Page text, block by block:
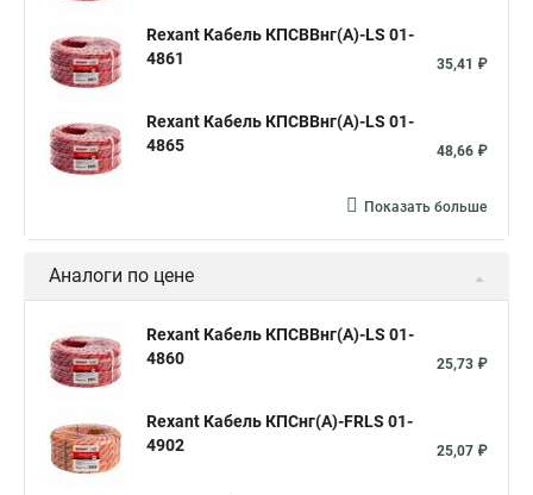
Rexant Кабель КПСВВнг(А)-LS 01-
4861
35,41 ₽
Rexant Кабель КПСВВнг(А)-LS 01-
4865
48,66 ₽
Показать больше
Аналоги по цене
Rexant Кабель КПСВВнг(А)-LS 01-
4860
25,73 ₽
Rexant Кабель КПСнг(А)-FRLS 01-
4902
25,07 ₽